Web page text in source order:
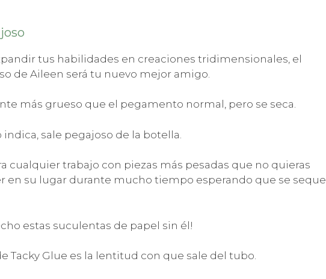
tus habilidades en creaciones tridimensionales, el
de Aileen será tu nuevo mejor amigo.
más grueso que el pegamento normal, pero se seca.
sale pegajoso de la botella.
cualquier trabajo con piezas más pesadas que no quieras
en su lugar durante mucho tiempo esperando que se seque
estas suculentas de papel sin él!
Tacky Glue es la lentitud con que sale del tubo.